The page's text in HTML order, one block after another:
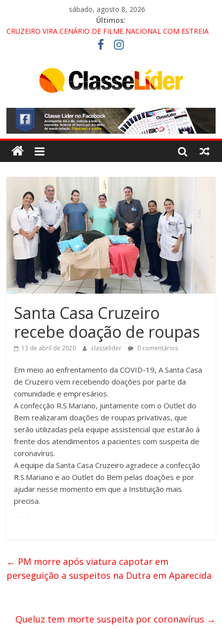
sábado, agosto 8, 2026
Últimos:
CRUZEIRO VIRA CENÁRIO DE FILME NACIONAL COM ESTREIA
PROMOTOR DO GAECO
ACESSO À APARECIDA NA DUTRA SERÁ BLOQUEADO NO FIM
ALTERNATIVAS
LORENA, PINDAMONHANGABA E QUELUZ NA RETA FINAL
PELA FÁBRICA DA COCA-COLA!
Santa Casa Cruzeiro
recebe doação de roupas
13 de abril de 2020 classelider 0 comentários
Em meio ao enfrentamento da COVID-19, A Santa Casa
de Cruzeiro vem recebendo doações por parte da
comunidade e empresários.
A confecção R.S.Mariano, juntamente com o Outlet do
Bem realizaram doações de roupas privativas, que
serão utilizadas pela equipe assistencial que estarão à
frente dos atendimentos a pacientes com suspeita de
coronavírus.
A equipe da Santa Casa Cruzeiro agradece a confecção
R.S.Mariano e ao Outlet do Bem pelas doações e por
ajudar nesse momento em que a Instituição mais
precisa.
← PM morre após viatura capotar em
perseguição a suspeitos na Dutra em Aparecida
Queluz tem morte suspeita por coronavírus →